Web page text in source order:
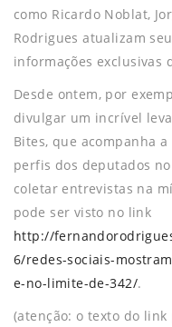
como Ricardo Noblat,
Rodrigues atualizam
informações exclusivas
Desde ontem, por
divulgar um incrível
Bites, que acompanha
perfis dos deputados
coletar entrevistas na
pode ser visto no link
http://
6/redes-sociais-
e-no-limite-de-342/.
(atenção: o texto do